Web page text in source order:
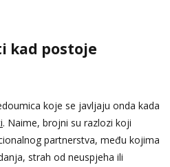
kad postoje
koje se javljaju onda kada
. Naime, brojni su razlozi koji
partnerstva, među kojima
strah od neuspjeha ili